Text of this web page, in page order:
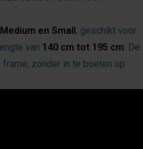
en Small , geschikt voor
van 140 cm tot 195 cm. De
zonder in te boeten op